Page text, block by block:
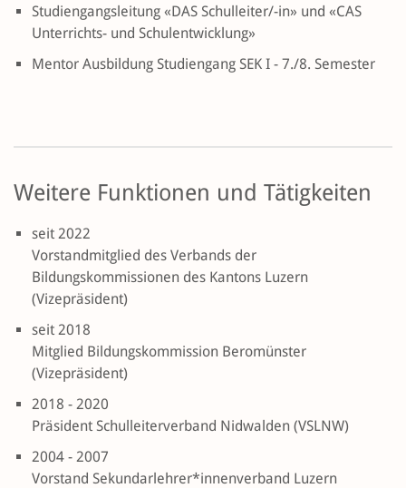
Studiengangsleitung «DAS Schulleiter/-in» und «CAS
Unterrichts- und Schulentwicklung»
Mentor Ausbildung Studiengang SEK I - 7./8. Semester
Weitere Funktionen und Tätigkeiten
seit 2022
Vorstandmitglied des Verbands der
Bildungskommissionen des Kantons Luzern
(Vizepräsident)
seit 2018
Mitglied Bildungskommission Beromünster
(Vizepräsident)
2018 - 2020
Präsident Schulleiterverband Nidwalden (VSLNW)
2004 - 2007
Vorstand Sekundarlehrer*innenverband Luzern